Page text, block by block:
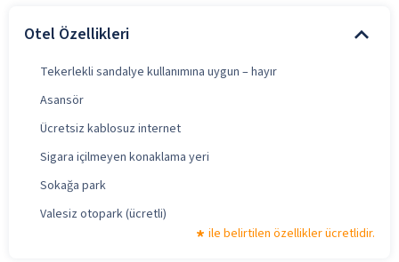
Otel Özellikleri
Tekerlekli sandalye kullanımına uygun – hayır
Asansör
Ücretsiz kablosuz internet
Sigara içilmeyen konaklama yeri
Sokağa park
Valesiz otopark (ücretli)
ile belirtilen özellikler ücretlidir.